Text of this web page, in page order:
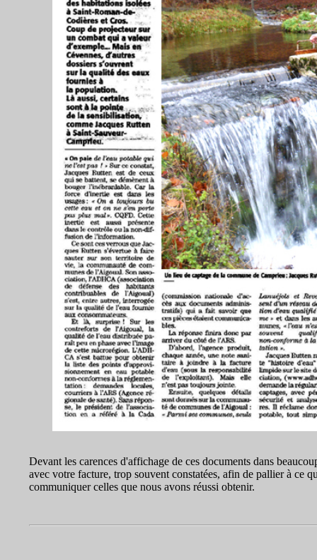
Devant les carences d'affichage de ces documents dans
avec votre facture, trop souvent constatées, afin de pallier à ce
communiquer celles que nous avons réussi obtenir.